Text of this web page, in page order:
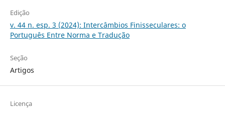
Edição
v. 44 n. esp. 3 (2024): Intercâmbios Finisseculares: o
Português Entre Norma e Tradução
Seção
Artigos
Licença